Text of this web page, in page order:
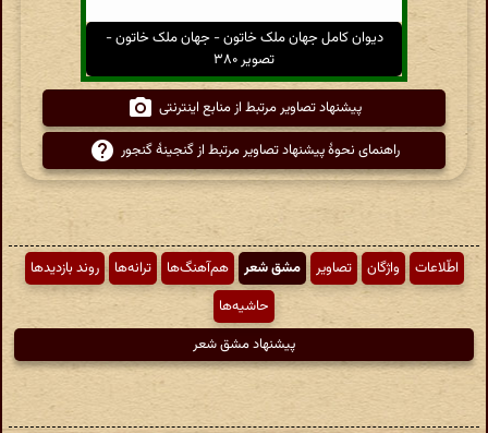
دیوان کامل جهان ملک خاتون - جهان ملک خاتون -
تصویر ۳۸۰
پیشنهاد تصاویر مرتبط از منابع اینترنتی
راهنمای نحوهٔ پیشنهاد تصاویر مرتبط از گنجینهٔ گنجور
اطّلاعات واژگان تصاویر مشق شعر هم‌آهنگ‌ها ترانه‌ها
روند بازدیدها
حاشیه‌ها
پیشنهاد مشق شعر